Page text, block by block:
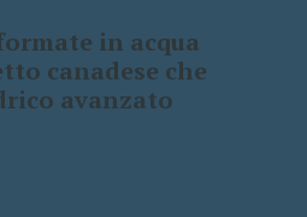
in acqua
canadese che
avanzato